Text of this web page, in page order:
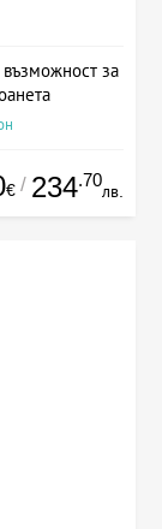
за
€ / 234.70
лв.